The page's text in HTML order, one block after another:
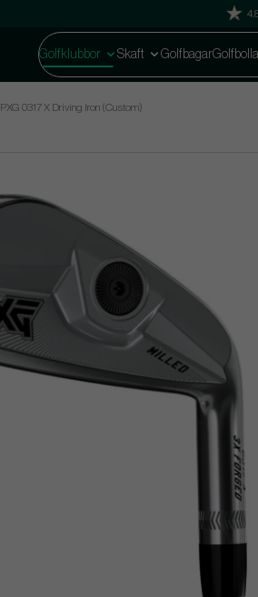
Golfklubbor Skaft Golfbagar
PXG 0317 X Driving Iron (Custom)